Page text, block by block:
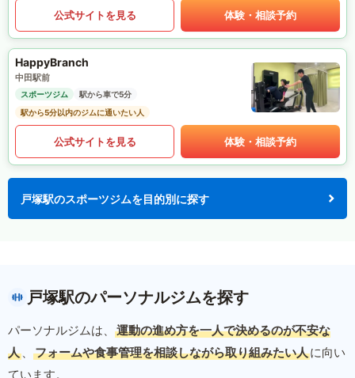
公式サイトを見る 体験・相談予約
HappyBranch
中田駅前
スポーツジム
駅から車で5分
駅から5分以内のジムに通いたい人
公式サイトを見る 体験・相談予約
戸塚駅のスポーツジムを目的別に探す
戸塚駅のパーソナルジムを探す
パーソナルジムは、
運動の進め方を一人で決めるのが不安な
人 、 フォームや食事管理を相談しながら取り組みたい人に向い
ています。